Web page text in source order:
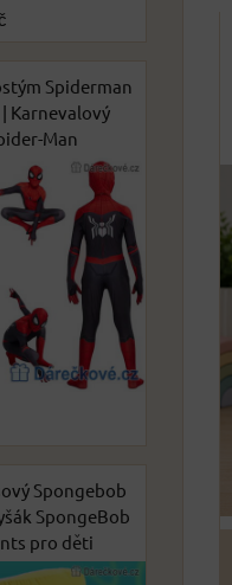
Spiderman
Karnevalový
Man
Spongebob
SpongeBob
pro děti